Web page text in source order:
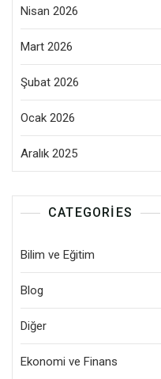
Nisan 2026
Mart 2026
Şubat 2026
Ocak 2026
Aralık 2025
CATEGORIES
Bilim ve Eğitim
Blog
Diğer
Ekonomi ve Finans